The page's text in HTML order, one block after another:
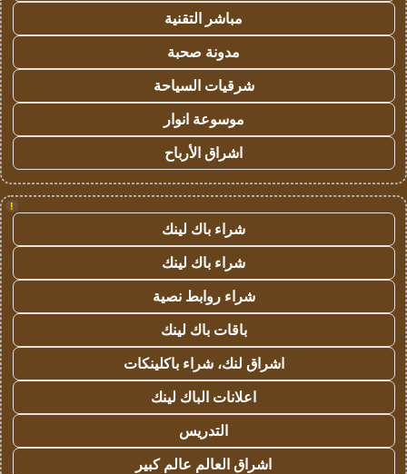
مباشر التقنية
مدونة صحبة
شرقيات السياحة
موسوعة انوار
اشراق الأرباح
!
شراء باك لينك
شراء باك لينك
شراء روابط نصية
باقات باك لينك
اشراق لنك، شراء باكلينكات
اعلانات الباك لينك
التدريس
اشراق العالم عالم كبير